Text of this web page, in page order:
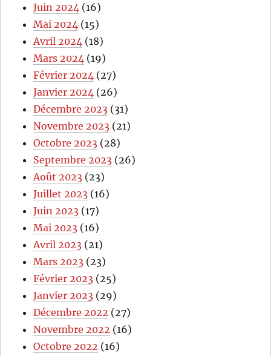
Juin 2024 (16)
Mai 2024 (15)
Avril 2024 (18)
Mars 2024 (19)
Février 2024 (27)
Janvier 2024 (26)
Décembre 2023 (31)
Novembre 2023 (21)
Octobre 2023 (28)
Septembre 2023 (26)
Août 2023 (23)
Juillet 2023 (16)
Juin 2023 (17)
Mai 2023 (16)
Avril 2023 (21)
Mars 2023 (23)
Février 2023 (25)
Janvier 2023 (29)
Décembre 2022 (27)
Novembre 2022 (16)
Octobre 2022 (16)